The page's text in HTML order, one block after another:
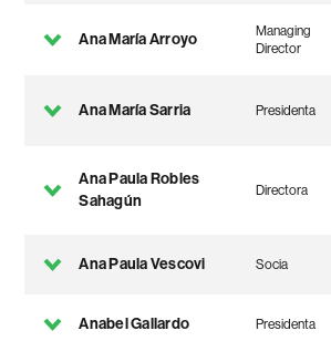
Ana María Arroyo
Managing
Director
Ana María Sarria Presidenta
Ana Paula Robles
Sahagún
Directora
Ana Paula Vescovi Socia
Anabel Gallardo Presidenta